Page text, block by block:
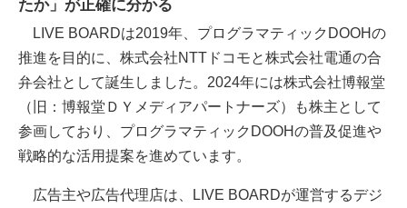
たか」が正確に分かる
LIVE BOARDは2019年、プログラマティックDOOHの
推進を目的に、株式会社NTTドコモと株式会社電通の合
弁会社として誕生しました。2024年には株式会社博報堂
（旧：博報堂ＤＹメディアパートナーズ）も株主として
参画しており、プログラマティックDOOHの普及促進や
戦略的な活用提案を進めています。
広告主や広告代理店は、LIVE BOARDが運営するデジ